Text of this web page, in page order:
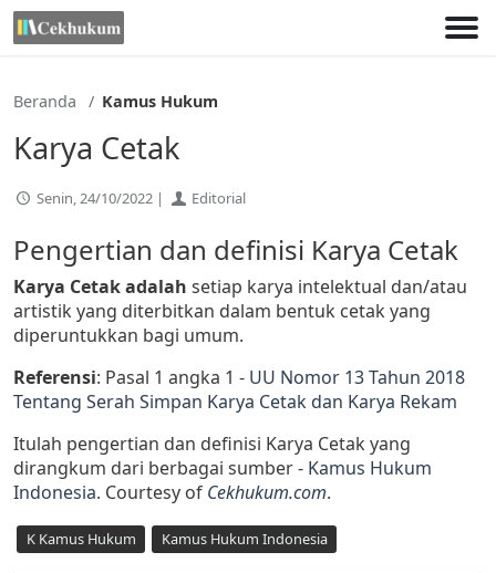
Lewati
ke
Beranda Kamus Hukum
Karya Cetak
Senin, 24/10/2022 | Editorial
Pengertian dan definisi Karya Cetak
Karya Cetak adalah setiap karya intelektual dan/atau
artistik yang diterbitkan dalam bentuk cetak yang
diperuntukkan bagi umum.
Referensi: Pasal 1 angka 1 - UU Nomor 13 Tahun 2018
Tentang Serah Simpan Karya Cetak dan Karya Rekam
Itulah pengertian dan definisi Karya Cetak yang
dirangkum dari berbagai sumber - Kamus Hukum
Indonesia. Courtesy of Cekhukum.com.
K Kamus Hukum Kamus Hukum Indonesia